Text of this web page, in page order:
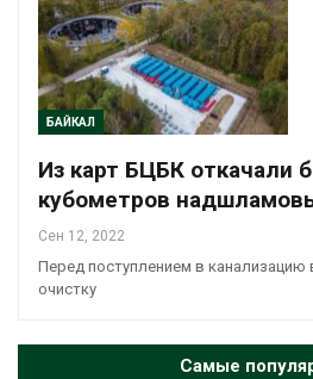
БАЙКАЛ
Из карт БЦБК откачали
кубометров
Сен 12, 2022
Перед поступлением в канализацию
очистку
Самые